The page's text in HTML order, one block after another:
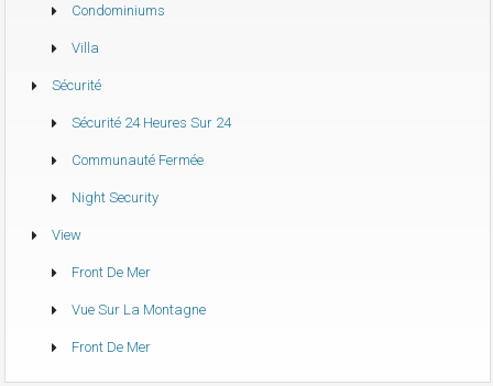
Condominiums
Villa
Sécurité
Sécurité 24 Heures Sur 24
Communauté Fermée
Night Security
View
Front De Mer
Vue Sur La Montagne
Front De Mer